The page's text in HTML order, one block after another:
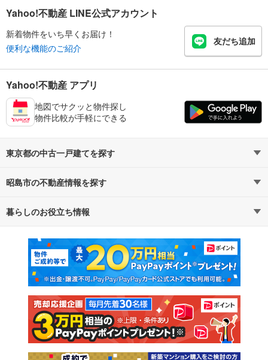
Yahoo!不動産 LINE公式アカウント
新着物件をいち早くお届け！
便利な機能のご紹介
友だち追加
Yahoo!不動産 アプリ
地図でサクッと物件探し
物件比較が手軽にできる
東京都の中古一戸建てを探す
路線・駅から探す
通勤・通学時間から探す
昭島市の不動産情報を探す
不動産・住宅
新築マンション 中古マンション
新築一戸建て 中古一戸建て
注文住宅 土地
売却査定
暮らしのお役立ち情報
マンションカタログ 教えて！住まいの先生